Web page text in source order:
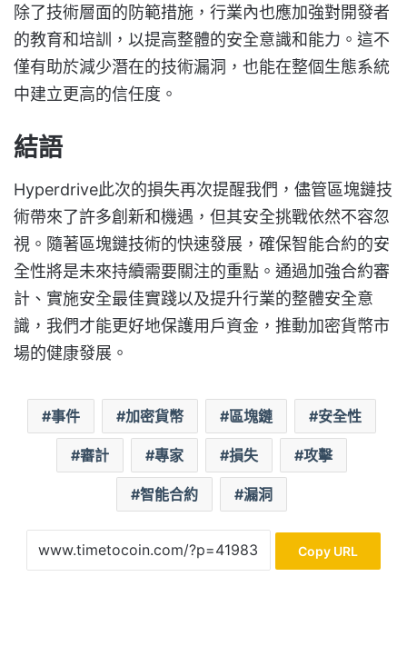
除了技術層面的防範措施，行業內也應加強對開發者
的教育和培訓，以提高整體的安全意識和能力。這不
僅有助於減少潛在的技術漏洞，也能在整個生態系統
中建立更高的信任度。
結語
Hyperdrive此次的損失再次提醒我們，儘管區塊鏈技
術帶來了許多創新和機遇，但其安全挑戰依然不容忽
視。隨著區塊鏈技術的快速發展，確保智能合約的安
全性將是未來持續需要關注的重點。通過加強合約審
計、實施安全最佳實踐以及提升行業的整體安全意
識，我們才能更好地保護用戶資金，推動加密貨幣市
場的健康發展。
事件 加密貨幣 區塊鏈 安全性
審計 專家 損失 攻擊
智能合約 漏洞
Copy URL